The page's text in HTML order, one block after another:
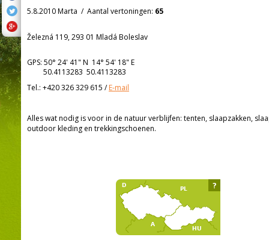
5.8.2010 Marta / Aantal vertoningen: 65
Železná 119, 293 01 Mladá Boleslav
GPS: 50° 24' 41" N 14° 54' 18" E
50.4113283 50.4113283
Tel.: +420 326 329 615 /E-mail
Alles wat nodig is voor in de natuur verblijfen: tenten, slaapzakken,
outdoor kleding en trekkingschoenen.
?